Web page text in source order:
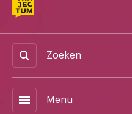
Zoeken
menu Menu